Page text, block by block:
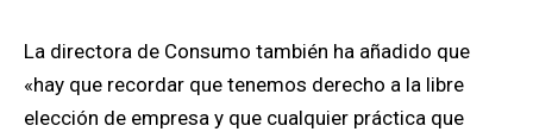
La directora de Consumo también ha añadido que
«hay que recordar que tenemos derecho a la libre
elección de empresa y que cualquier práctica que